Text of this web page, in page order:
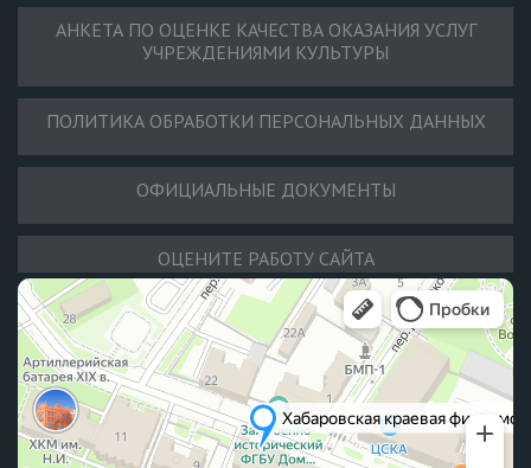
АНКЕТА ПО ОЦЕНКЕ КАЧЕСТВА ОКАЗАНИЯ УСЛУГ
УЧРЕЖДЕНИЯМИ КУЛЬТУРЫ
ПОЛИТИКА ОБРАБОТКИ ПЕРСОНАЛЬНЫХ ДАННЫХ
ОФИЦИАЛЬНЫЕ ДОКУМЕНТЫ
ОЦЕНИТЕ РАБОТУ САЙТА